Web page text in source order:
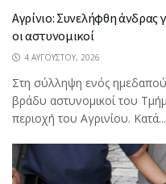
Αγρίνιο: Συνελήφθη άνδρας
οι αστυνομικοί
4 ΑΥΓΟΎΣΤΟΥ, 2026
Στη σύλληψη ενός
βράδυ αστυνομικοί του
περιοχή του Αγρινίου. Κατά...